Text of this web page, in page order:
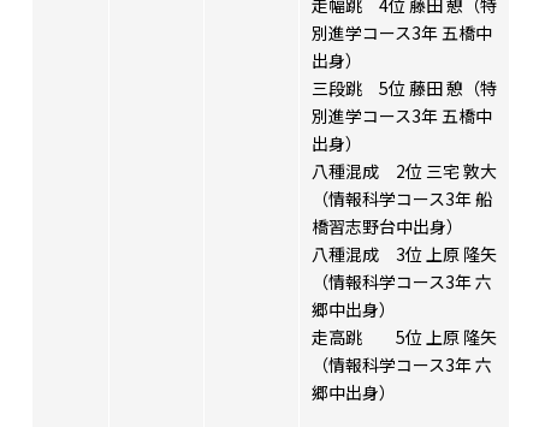
走幅跳 4位 藤田 憩（特
別進学コース3年 五橋中
出身）
三段跳 5位 藤田 憩（特
別進学コース3年 五橋中
出身）
八種混成 2位 三宅 敦大
（情報科学コース3年 船
橋習志野台中出身）
八種混成 3位 上原 隆矢
（情報科学コース3年 六
郷中出身）
走高跳 5位 上原 隆矢
（情報科学コース3年 六
郷中出身）